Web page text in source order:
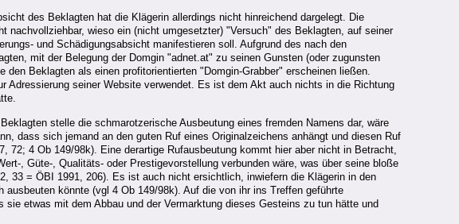
des Beklagten hat die Klägerin allerdings nicht hinreichend dargelegt. Die
wieso ein (nicht umgesetzter) "Versuch" des Beklagten, auf seiner
und Schädigungsabsicht manifestieren soll. Aufgrund des nach den
mit der Belegung der Domgin "adnet.at" zu seinen Gunsten (oder zugunsten
Beklagten als einen profitorientierten "Domgin-Grabber" erscheinen ließen.
Adressierung seiner Website verwendet. Es ist dem Akt auch nichts in die Richtung
stelle die schmarotzerische Ausbeutung eines fremden Namens dar, wäre
dass sich jemand an den guten Ruf eines Originalzeichens anhängt und diesen Ruf
4 Ob 149/98k). Eine derartige Rufausbeutung kommt hier aber nicht in Betracht,
, Güte-, Qualitäts- oder Prestigevorstellung verbunden wäre, was über seine bloße
33 = ÖBI 1991, 206). Es ist auch nicht ersichtlich, inwiefern die Klägerin in den
könnte (vgl 4 Ob 149/98k). Auf die von ihr ins Treffen geführte
etwas mit dem Abbau und der Vermarktung dieses Gesteins zu tun hätte und